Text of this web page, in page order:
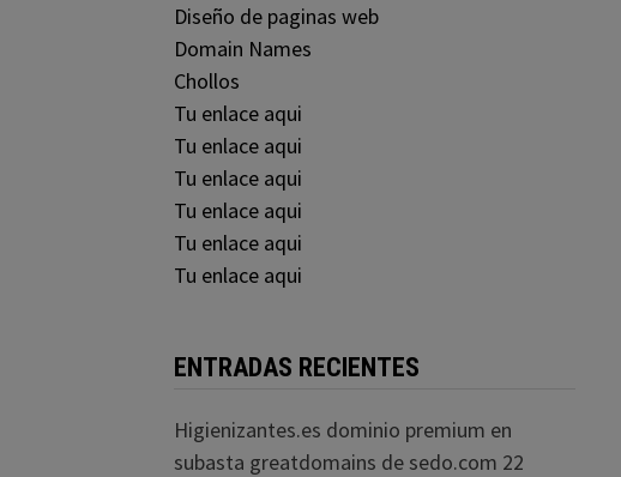
Diseño de paginas web
Domain Names
Chollos
Tu enlace aqui
Tu enlace aqui
Tu enlace aqui
Tu enlace aqui
Tu enlace aqui
Tu enlace aqui
ENTRADAS RECIENTES
Higienizantes.es dominio premium en
subasta greatdomains de sedo.com 22